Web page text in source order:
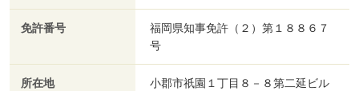
免許番号
福岡県知事免許（２）第１８８６７
号
所在地
小郡市祇園１丁目８－８第二延ビル